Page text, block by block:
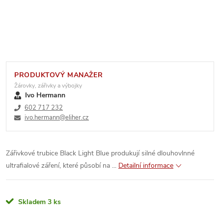
PRODUKTOVÝ MANAŽER
Žárovky, zářivky a výbojky
Ivo Hermann
602 717 232
ivo.hermann@eliher.cz
Zářivkové trubice Black Light Blue produkují silné dlouhovlnné
ultrafialové záření, které působí na ... Detailní informace
Skladem 3 ks